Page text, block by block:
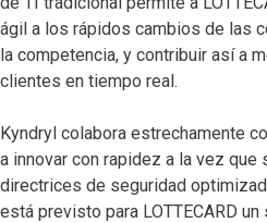
ágil a los rápidos cambios de las
la competencia, y contribuir así a
clientes en tiempo real.
Kyndryl colabora estrechamente
a innovar con rapidez a la vez que
directrices de seguridad
está previsto para LOTTECARD